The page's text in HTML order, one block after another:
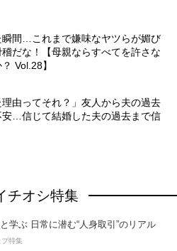
瞬間…これまで嫌味なヤツらが媚び
だな！【母親ならすべてを許さな
Vol.28】
理由ってそれ？」友人から夫の過去
安…信じて結婚した夫の過去まで信
チオシ特集
学ぶ 日常に潜む“人身取引”のリアル
プ特集